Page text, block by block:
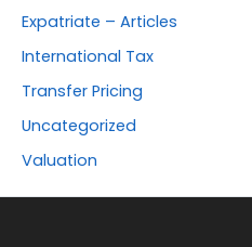
Expatriate – Articles
International Tax
Transfer Pricing
Uncategorized
Valuation